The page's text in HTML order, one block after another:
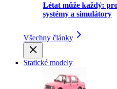
Létat může každý:
systémy a simulátory
Všechny články
Statické modely